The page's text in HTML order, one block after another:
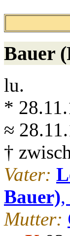
Bauer
lu.
*
≈
†
Vater:
Bauer)
Mutter: